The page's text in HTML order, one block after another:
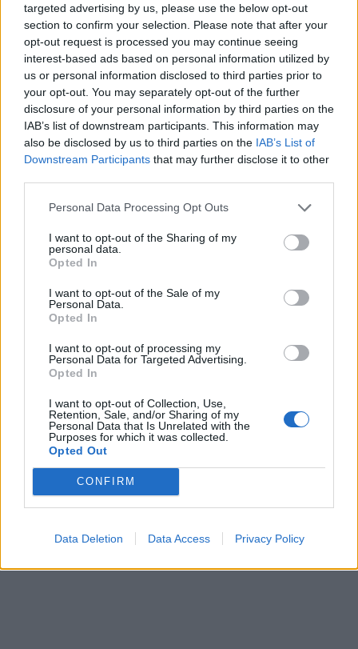
targeted advertising by us, please use the below opt-out
section to confirm your selection. Please note that after your
opt-out request is processed you may continue seeing
interest-based ads based on personal information utilized by
us or personal information disclosed to third parties prior to
your opt-out. You may separately opt-out of the further
disclosure of your personal information by third parties on the
IAB’s list of downstream participants. This information may
also be disclosed by us to third parties on the IAB’s List of
Downstream Participants that may further disclose it to other
Personal Data Processing Opt Outs
I want to opt-out of the Sharing of my
personal data.
Opted In
I want to opt-out of the Sale of my
Personal Data.
Opted In
I want to opt-out of processing my
Personal Data for Targeted Advertising.
Opted In
I want to opt-out of Collection, Use,
Retention, Sale, and/or Sharing of my
Personal Data that Is Unrelated with the
Purposes for which it was collected.
Opted Out
CONFIRM
Data Deletion Data Access Privacy Policy
SEO
SEM
diccionario
Siguenos en las redes sociales!
gestionar campañas deGoogle Ads
Copyright © masterseosem.com All Rights Reserved -